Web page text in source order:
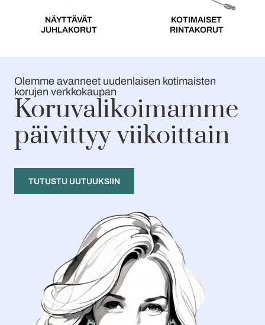
NÄYTTÄVÄT
JUHLAKORUT
KOTIMAISET
RINTAKORUT
Olemme avanneet uudenlaisen kotimaisten
korujen verkkokaupan
Koru­valikoimamme
päivittyy viikoittain
TUTUSTU UUTUUKSIIN